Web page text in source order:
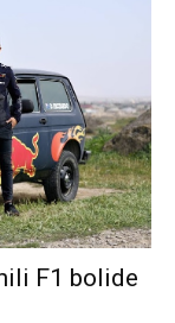
F1 bolide